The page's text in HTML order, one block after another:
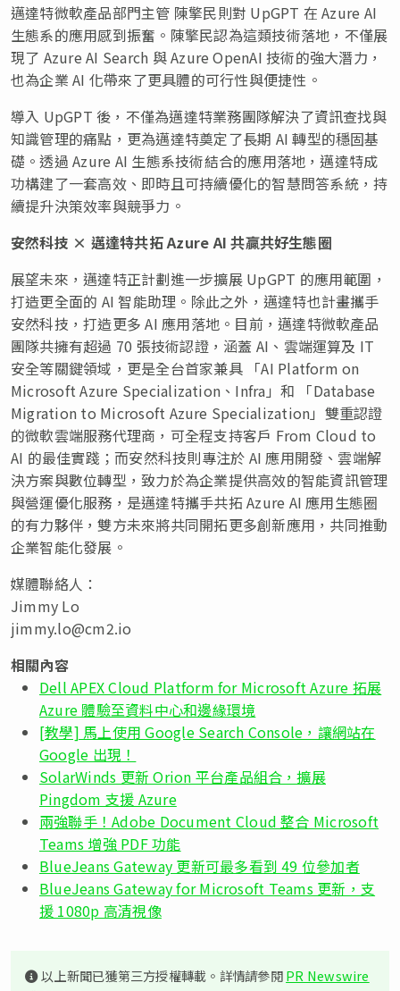
邁達特微軟產品部門主管 陳擎民則對 UpGPT 在 Azure AI
生態系的應用感到振奮。陳擎民認為這類技術落地，不僅展
現了 Azure AI Search 與 Azure OpenAI 技術的強大潛力，
也為企業 AI 化帶來了更具體的可行性與便捷性。
導入 UpGPT 後，不僅為邁達特業務團隊解決了資訊查找與
知識管理的痛點，更為邁達特奠定了長期 AI 轉型的穩固基
礎。透過 Azure AI 生態系技術結合的應用落地，邁達特成
功構建了一套高效、即時且可持續優化的智慧問答系統，持
續提升決策效率與競爭力。
安然科技 × 邁達特共拓 Azure AI 共贏共好生態圈
展望未來，邁達特正計劃進一步擴展 UpGPT 的應用範圍，
打造更全面的 AI 智能助理。除此之外，邁達特也計畫攜手
安然科技，打造更多 AI 應用落地。目前，邁達特微軟產品
團隊共擁有超過 70 張技術認證，涵蓋 AI、雲端運算及 IT
安全等關鍵領域，更是全台首家兼具 「AI Platform on
Microsoft Azure Specialization、Infra」和 「Database
Migration to Microsoft Azure Specialization」雙重認證
的微軟雲端服務代理商，可全程支持客戶 From Cloud to
AI 的最佳實踐；而安然科技則專注於 AI 應用開發、雲端解
決方案與數位轉型，致力於為企業提供高效的智能資訊管理
與營運優化服務，是邁達特攜手共拓 Azure AI 應用生態圈
的有力夥伴，雙方未來將共同開拓更多創新應用，共同推動
企業智能化發展。
媒體聯絡人：
Jimmy Lo
jimmy.lo@cm2.io
相關內容
Dell APEX Cloud Platform for Microsoft Azure 拓展
Azure 體驗至資料中心和邊緣環境
[教學] 馬上使用 Google Search Console，讓網站在
Google 出現！
SolarWinds 更新 Orion 平台產品組合，擴展
Pingdom 支援 Azure
兩強聯手！Adobe Document Cloud 整合 Microsoft
Teams 增強 PDF 功能
BlueJeans Gateway 更新可最多看到 49 位參加者
BlueJeans Gateway for Microsoft Teams 更新，支
援 1080p 高清視像
以上新聞已獲第三方授權轉載。詳情請參閱PR Newswire